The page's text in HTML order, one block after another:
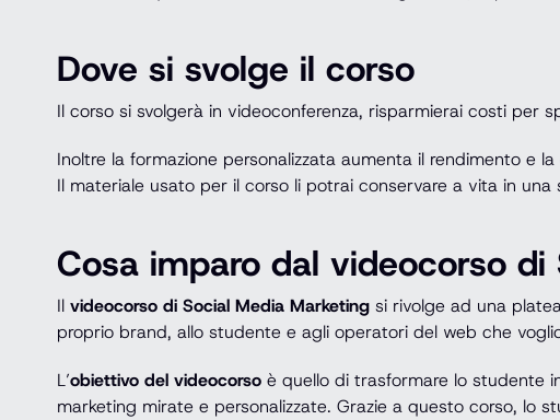
Dove si svolge il corso
Il corso si svolgerà in videoconferenza, risparmierai costi per
Inoltre la formazione personalizzata aumenta il rendimento e la
Il materiale usato per il corso li potrai conservare a vita in
Cosa imparo dal videocorso
Il videocorso di Social Media Marketing si rivolge ad una
proprio brand, allo studente e agli operatori del web che
L’obiettivo del videocorso è quello di trasformare lo studente
marketing mirate e personalizzate. Grazie a questo corso, lo